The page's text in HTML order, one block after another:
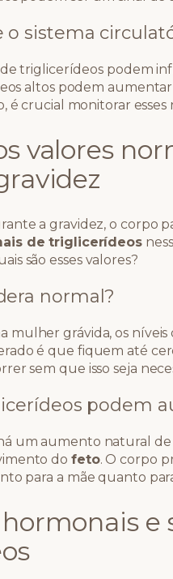
o sistema
triglicerídeos podem
altos podem
é crucial monitorar
valores
a gravidez, o corpo
de triglicerídeos
são esses valores?
normal?
mulher grávida, os
é que fiquem até
sem que isso seja
podem
um aumento natural
do feto. O corpo
para a mãe quanto
e